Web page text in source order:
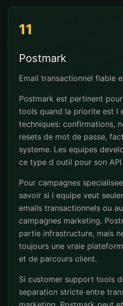
11
Postmark
Email transactionnel fiable
Postmark est pertinent
tools quand la priorite est l
techniques: confirmations,
resets de mot de passe,
systeme. Les equipes
ce type d outil pour son
Pour campagnes
savoir si l equipe veut
emails transactionnels ou
campagnes marketing.
partie infrastructure, mais
toujours une vraie
et de parcours client.
Si customer support tools
separation stricte entre